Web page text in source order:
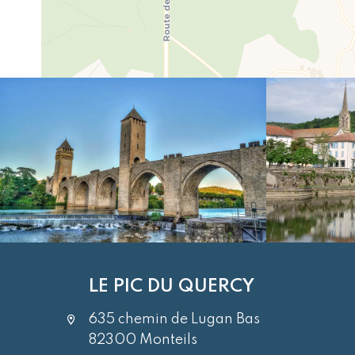
LE PIC DU QUERCY
635 chemin de Lugan Bas
82300 Monteils